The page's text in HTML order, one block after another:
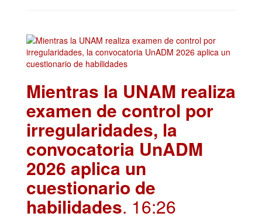
Mientras la UNAM realiza
examen de control por
irregularidades, la
convocatoria UnADM
2026 aplica un
cuestionario de
habilidades. 16:26